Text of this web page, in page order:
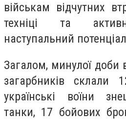
військам відчутних
техніці та
наступальний
Загалом, минулої доби
загарбників склали
українські воїни
танки, 17 бойових